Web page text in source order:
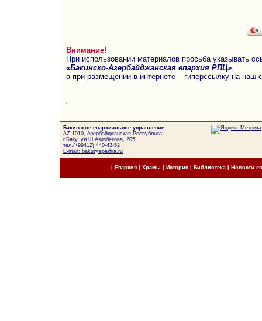
Внимание!
При использовании материалов просьба указывать
«Бакинско-Азербайджанская епархия РПЦ»
а при размещении в интернете – гиперссылку на наш
Бакинское епархиальное управление
AZ 1010, Азербайджанская Республика,
г.Баку, ул.Ш.Азизбекова, 205
тел.(+99412) 440-43-52
E-mail: baku@eparhia.ru
Епархия| Храмы История| Библиотека Новости